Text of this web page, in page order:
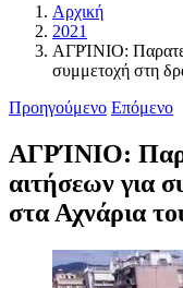
Αρχική
2021
ΑΓΡΊΝΙΟ:
συμμετοχή στη
Προηγούμενο Επόμενο
ΑΓΡΊΝΙΟ:
αιτήσεων για
στα Αχνάρια
Προβολή
μεγαλύτερης